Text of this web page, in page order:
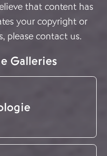
that content has
your copyright or
please contact us.
Galleries